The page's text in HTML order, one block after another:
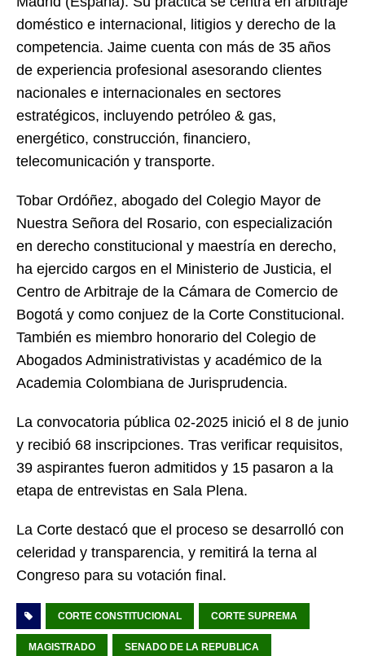
doméstico e internacional, litigios y derecho de la
competencia. Jaime cuenta con más de 35 años
de experiencia profesional asesorando clientes
nacionales e internacionales en sectores
estratégicos, incluyendo petróleo & gas,
energético, construcción, financiero,
telecomunicación y transporte.
Tobar Ordóñez, abogado del Colegio Mayor de
Nuestra Señora del Rosario, con especialización
en derecho constitucional y maestría en derecho,
ha ejercido cargos en el Ministerio de Justicia, el
Centro de Arbitraje de la Cámara de Comercio de
Bogotá y como conjuez de la Corte Constitucional.
También es miembro honorario del Colegio de
Abogados Administrativistas y académico de la
Academia Colombiana de Jurisprudencia.
La convocatoria pública 02-2025 inició el 8 de junio
y recibió 68 inscripciones. Tras verificar requisitos,
39 aspirantes fueron admitidos y 15 pasaron a la
etapa de entrevistas en Sala Plena.
La Corte destacó que el proceso se desarrolló con
celeridad y transparencia, y remitirá la terna al
Congreso para su votación final.
CORTE CONSTITUCIONAL CORTE SUPREMA
MAGISTRADO SENADO DE LA REPUBLICA